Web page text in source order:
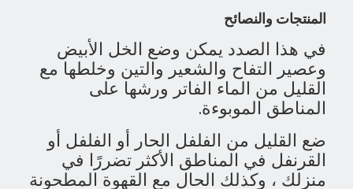
المنتجات والنصائح
في هذا الصدد يمكن وضع الخل الأبيض
وعصير التفاح والشعير والتين وخلطها مع
القليل من الماء الفاتر ورشها على
المناطق الموبوءة.
ضع القليل من الفلفل الحار أو الفلفل أو
القرنفل في المناطق الأكثر تضررًا في
منزلك ، وكذلك الحال مع القهوة المطحونة